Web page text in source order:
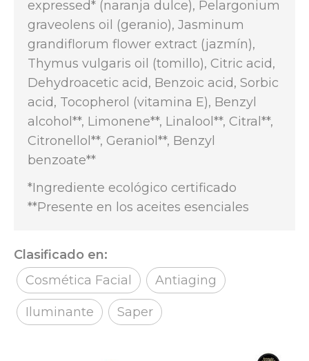
expressed* (naranja dulce), Pelargonium
graveolens oil (geranio), Jasminum
grandiflorum flower extract (jazmín),
Thymus vulgaris oil (tomillo), Citric acid,
Dehydroacetic acid, Benzoic acid, Sorbic
acid, Tocopherol (vitamina E), Benzyl
alcohol**, Limonene**, Linalool**, Citral**,
Citronellol**, Geraniol**, Benzyl
benzoate**
*Ingrediente ecológico certificado
**Presente en los aceites esenciales
Clasificado en:
Cosmética Facial
Antiaging
Iluminante Saper